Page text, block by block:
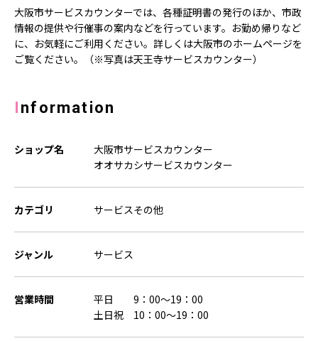
大阪市サービスカウンターでは、各種証明書の発行のほか、市政
情報の提供や行催事の案内などを行っています。お勤め帰りなど
に、お気軽にご利用ください。詳しくは大阪市のホームページを
ご覧ください。（※写真は天王寺サービスカウンター）
Information
ショップ名
大阪市サービスカウンター
オオサカシサービスカウンター
カテゴリ サービスその他
ジャンル サービス
営業時間
平日 9：00～19：00
土日祝 10：00～19：00